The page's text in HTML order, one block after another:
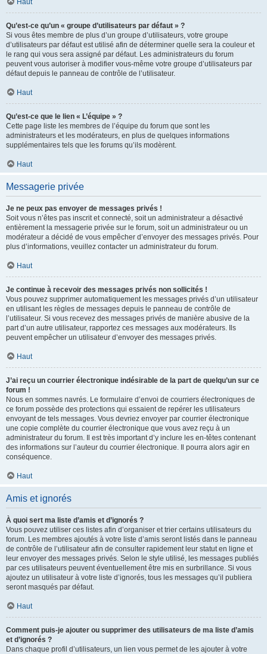
Haut
Qu’est-ce qu’un « groupe d’utilisateurs par défaut » ?
Si vous êtes membre de plus d’un groupe d’utilisateurs, votre groupe
d’utilisateurs par défaut est utilisé afin de déterminer quelle sera la couleur et
le rang qui vous sera assigné par défaut. Les administrateurs du forum
peuvent vous autoriser à modifier vous-même votre groupe d’utilisateurs par
défaut depuis le panneau de contrôle de l’utilisateur.
Haut
Qu’est-ce que le lien « L’équipe » ?
Cette page liste les membres de l’équipe du forum que sont les
administrateurs et les modérateurs, en plus de quelques informations
supplémentaires tels que les forums qu’ils modèrent.
Haut
Messagerie privée
Je ne peux pas envoyer de messages privés !
Soit vous n’êtes pas inscrit et connecté, soit un administrateur a désactivé
entièrement la messagerie privée sur le forum, soit un administrateur ou un
modérateur a décidé de vous empêcher d’envoyer des messages privés. Pour
plus d’informations, veuillez contacter un administrateur du forum.
Haut
Je continue à recevoir des messages privés non sollicités !
Vous pouvez supprimer automatiquement les messages privés d’un utilisateur
en utilisant les règles de messages depuis le panneau de contrôle de
l’utilisateur. Si vous recevez des messages privés de manière abusive de la
part d’un autre utilisateur, rapportez ces messages aux modérateurs. Ils
peuvent empêcher un utilisateur d’envoyer des messages privés.
Haut
J’ai reçu un courrier électronique indésirable de la part de quelqu’un sur ce
forum !
Nous en sommes navrés. Le formulaire d’envoi de courriers électroniques de
ce forum possède des protections qui essaient de repérer les utilisateurs
envoyant de tels messages. Vous devriez envoyer par courrier électronique
une copie complète du courrier électronique que vous avez reçu à un
administrateur du forum. Il est très important d’y inclure les en-têtes contenant
des informations sur l’auteur du courrier électronique. Il pourra alors agir en
conséquence.
Haut
Amis et ignorés
À quoi sert ma liste d’amis et d’ignorés ?
Vous pouvez utiliser ces listes afin d’organiser et trier certains utilisateurs du
forum. Les membres ajoutés à votre liste d’amis seront listés dans le panneau
de contrôle de l’utilisateur afin de consulter rapidement leur statut en ligne et
leur envoyer des messages privés. Selon le style utilisé, les messages publiés
par ces utilisateurs peuvent éventuellement être mis en surbrillance. Si vous
ajoutez un utilisateur à votre liste d’ignorés, tous les messages qu’il publiera
seront masqués par défaut.
Haut
Comment puis-je ajouter ou supprimer des utilisateurs de ma liste d’amis
et d’ignorés ?
Dans chaque profil d’utilisateurs, un lien vous permet de les ajouter à votre